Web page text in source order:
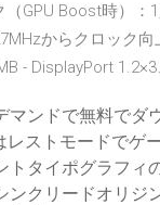
（GPU Boost時）：
からクロック
- DisplayPort 1.2×3
マンドで無料でダ
レストモードでゲ
トタイポグラフィ
ンクリードオリジ